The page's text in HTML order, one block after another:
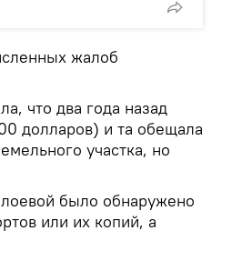
жалоб
что два года назад
долларов) и та обещала
участка, но
было обнаружено
или их копий, а